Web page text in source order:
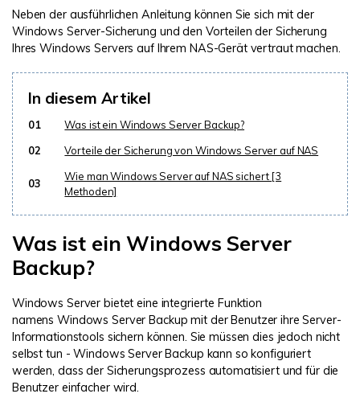
UBackit - Datensicherung
Neben der ausführlichen Anleitung können Sie sich mit der
Windows Server-Sicherung und den Vorteilen der Sicherung
Ihres Windows Servers auf Ihrem NAS-Gerät vertraut machen.
In diesem Artikel
01
Was ist ein Windows Server Backup?
02
Vorteile der Sicherung von Windows Server auf NAS
03
Wie man Windows Server auf NAS sichert [3
Methoden]
Was ist ein Windows Server
Backup?
Windows Server bietet eine integrierte Funktion
namens Windows Server Backup mit der Benutzer ihre Server-
Informationstools sichern können. Sie müssen dies jedoch nicht
selbst tun - Windows Server Backup kann so konfiguriert
werden, dass der Sicherungsprozess automatisiert und für die
Benutzer einfacher wird.